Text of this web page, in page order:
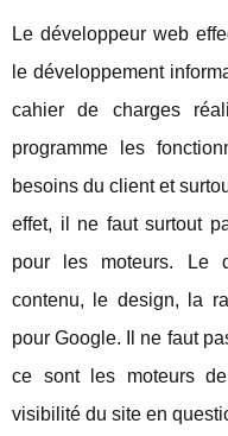
Le développeur web
le développement
cahier de charges
programme les
besoins du client et
effet, il ne faut surtout
pour les moteurs. Le
contenu, le design, la
pour Google. Il ne faut
ce sont les moteurs
visibilité du site en